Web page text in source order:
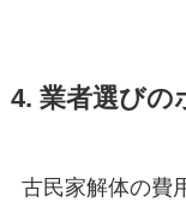
4. 業者選びの
古民家解体の費